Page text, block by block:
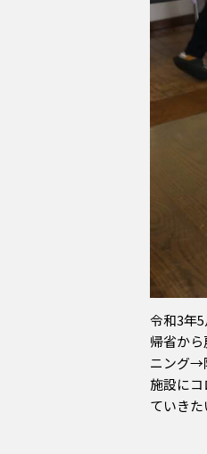
令和3年5
帰省か
ニング→
施設に
ていきた